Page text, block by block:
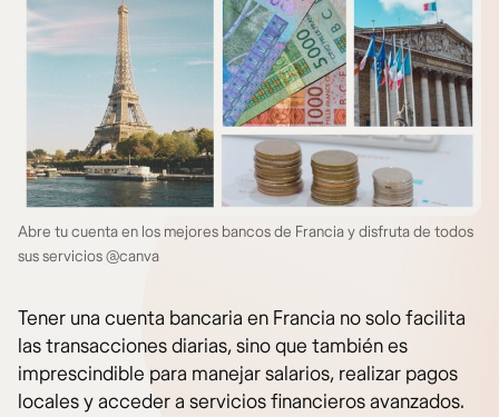
Abre tu cuenta en los mejores bancos de Francia y disfruta de todos
sus servicios @canva
Tener una cuenta bancaria en Francia no solo facilita
las transacciones diarias, sino que también es
imprescindible para manejar salarios, realizar pagos
locales y acceder a servicios financieros avanzados.